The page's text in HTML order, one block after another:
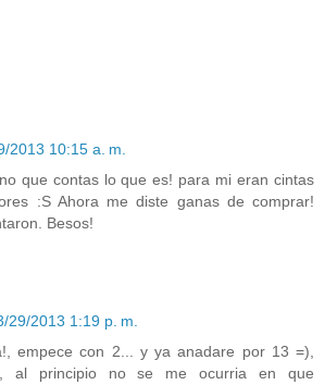
2013 10:15 a. m.
que contas lo que es! para mi eran cintas
:S Ahora me diste ganas de comprar!
Besos!
29/2013 1:19 p. m.
empece con 2... y ya anadare por 13 =),
al principio no se me ocurria en que